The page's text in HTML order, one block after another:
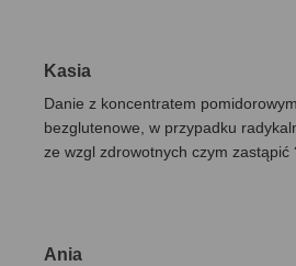
Kasia
Danie z koncentratem
bezglutenowe, w przypadku
ze wzgl zdrowotnych czym zastąpić
Ania